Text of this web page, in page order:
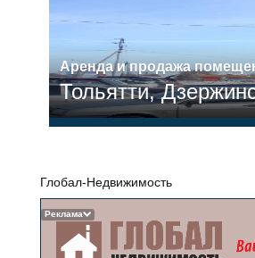
Аренда и продажа
Тольятти,
Реклама
Глобал-Недвижимость